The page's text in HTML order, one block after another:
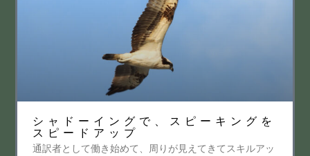
シャドーイングで、スピーキングを
スピードアップ
通訳者として働き始めて、周りが見えてきてスキルアッ